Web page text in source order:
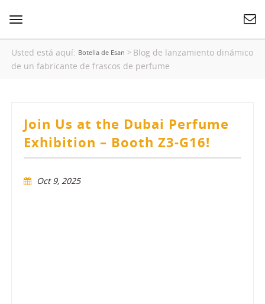
Cambiar
navegación
Usted está aquí: Botella de Esan > Blog de lanzamiento dinámico
de un fabricante de frascos de perfume
Join Us at the Dubai Perfume
Exhibition – Booth Z3-G16!
Oct 9, 2025